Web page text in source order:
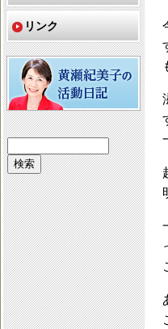
リンク